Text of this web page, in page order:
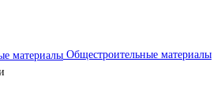
Общестроительные материалы